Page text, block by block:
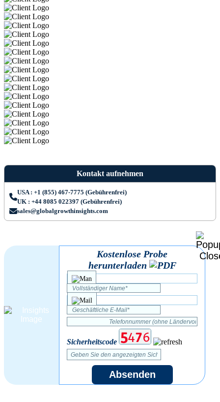
Kontakt aufnehmen
USA : +1 (855) 467-7775 (Gebührenfrei)
UK : +44 8085 022397 (Gebührenfrei)
sales@globalgrowthinsights.com
Kostenlose Probe
herunterladen
Sicherheitscode
Absenden